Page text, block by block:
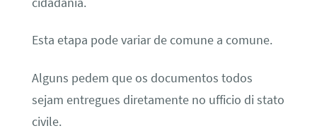
Esta etapa pode variar de comune a comune.
Alguns pedem que os documentos todos
sejam entregues diretamente no ufficio di stato
civile.